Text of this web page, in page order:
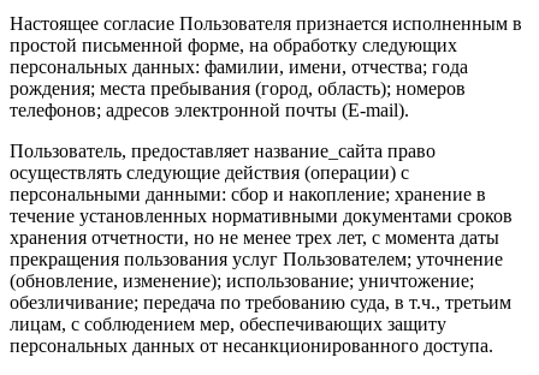
Настоящее согласие Пользователя признается исполненным в
простой письменной форме, на обработку следующих
персональных данных: фамилии, имени, отчества; года
рождения; места пребывания (город, область); номеров
телефонов; адресов электронной почты (E-mail).
Пользователь, предоставляет название_сайта право
осуществлять следующие действия (операции) с
персональными данными: сбор и накопление; хранение в
течение установленных нормативными документами сроков
хранения отчетности, но не менее трех лет, с момента даты
прекращения пользования услуг Пользователем; уточнение
(обновление, изменение); использование; уничтожение;
обезличивание; передача по требованию суда, в т.ч., третьим
лицам, с соблюдением мер, обеспечивающих защиту
персональных данных от несанкционированного доступа.